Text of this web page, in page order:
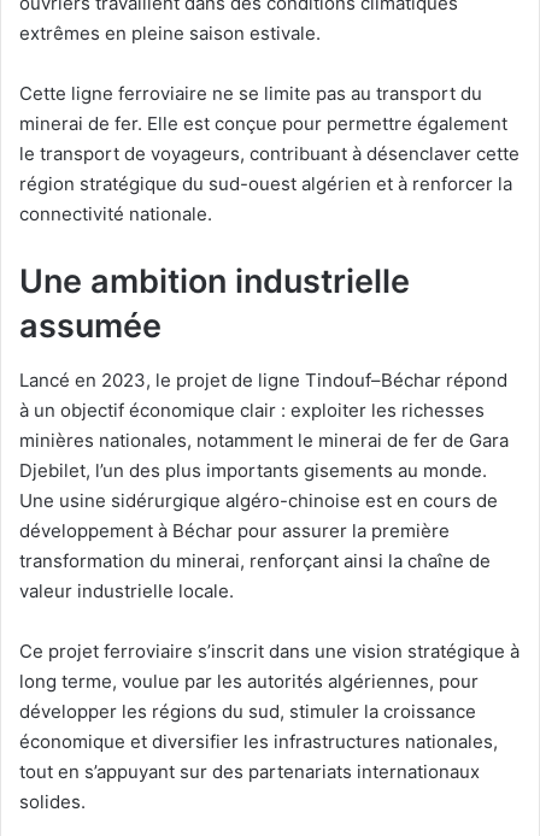
extrêmes en pleine saison estivale.
Cette ligne ferroviaire ne se limite pas au transport du
minerai de fer. Elle est conçue pour permettre également
le transport de voyageurs, contribuant à désenclaver cette
région stratégique du sud-ouest algérien et à renforcer la
connectivité nationale.
Une ambition industrielle
assumée
Lancé en 2023, le projet de ligne Tindouf–Béchar répond
à un objectif économique clair : exploiter les richesses
minières nationales, notamment le minerai de fer de Gara
Djebilet, l’un des plus importants gisements au monde.
Une usine sidérurgique algéro-chinoise est en cours de
développement à Béchar pour assurer la première
transformation du minerai, renforçant ainsi la chaîne de
valeur industrielle locale.
Ce projet ferroviaire s’inscrit dans une vision stratégique à
long terme, voulue par les autorités algériennes, pour
développer les régions du sud, stimuler la croissance
économique et diversifier les infrastructures nationales,
tout en s’appuyant sur des partenariats internationaux
solides.